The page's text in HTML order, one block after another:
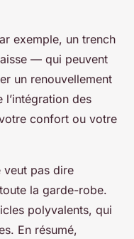
exemple, un trench
— qui peuvent
un renouvellement
des
confort ou votre
veut pas dire
la garde-robe.
polyvalents, qui
En résumé,